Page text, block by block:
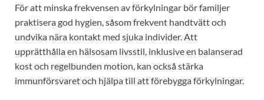
För att minska frekvensen av förkylningar bör familjer
praktisera god hygien, såsom frekvent handtvätt och
undvika nära kontakt med sjuka individer. Att
upprätthålla en hälsosam livsstil, inklusive en balanserad
kost och regelbunden motion, kan också stärka
immunförsvaret och hjälpa till att förebygga förkylningar.